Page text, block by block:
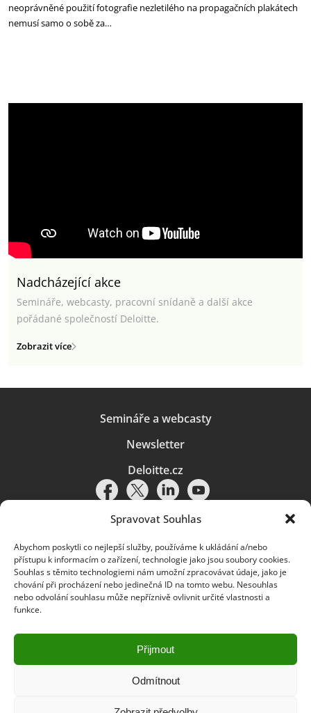
Spravovat Souhlas
Abychom poskytli co nejlepší služby, používáme k ukládání a/nebo
přístupu k informacím o zařízení, technologie jako jsou soubory cookies.
Souhlas s těmito technologiemi nám umožní zpracovávat údaje, jako je
chování při procházení nebo jedinečná ID na tomto webu. Nesouhlas
nebo odvolání souhlasu může nepříznivě ovlivnit určité vlastnosti a
funkce.
Přijmout
Odmítnout
neoprávněné použití fotografie nezletilého na propagačních plakátech
nemusí samo o sobě za…
Nadcházející akce
Semináře, webcasty, pracovní snídaně a další akce
pořádané společností Deloitte.
Zobrazit více
Semináře a webcasty
Newsletter
Deloitte.cz
Pravidla používání|Ochrana osobních údajů|Soubory cookies |
Deloitte.cz
© 2026. Více informací najdete vPravidlech používání.
Deloitte označuje jednu či více společností globální sítě členských
a přidružené subjekty (souhrnně „organizace Deloitte“). Společnost DTTL
(rovněž označovaná jako „Deloitte Global“) a každá z jejích členských
společností a jejich přidružených subjektů je samostatným a nezávislým
právním subjektem, který není oprávněn zavazovat nebo přijímat závazky
za jinou z těchto členských společností a jejich přidružených subjektů ve